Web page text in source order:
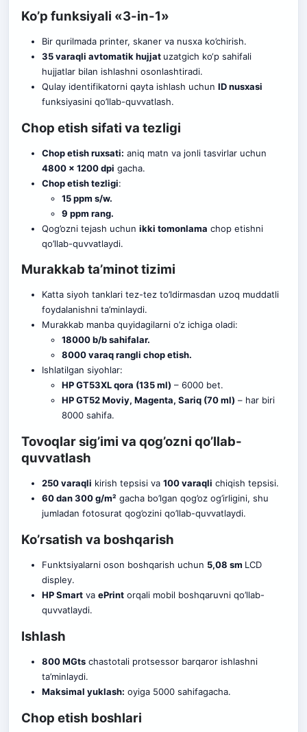
Ko’p funksiyali «3-in-1»
Bir qurilmada printer, skaner va nusxa ko’chirish.
35 varaqli avtomatik hujjat uzatgich ko‘p sahifali
hujjatlar bilan ishlashni osonlashtiradi.
Qulay identifikatorni qayta ishlash uchun ID nusxasi
funksiyasini qo’llab-quvvatlash.
Chop etish sifati va tezligi
Chop etish ruxsati: aniq matn va jonli tasvirlar uchun
4800 x 1200 dpi gacha.
Chop etish tezligi:
15 ppm s/w.
9 ppm rang.
Qog’ozni tejash uchun ikki tomonlama chop etishni
qo’llab-quvvatlaydi.
Murakkab ta’minot tizimi
Katta siyoh tanklari tez-tez to’ldirmasdan uzoq muddatli
foydalanishni ta’minlaydi.
Murakkab manba quyidagilarni o’z ichiga oladi:
18000 b/b sahifalar.
8000 varaq rangli chop etish.
Ishlatilgan siyohlar:
HP GT53XL qora (135 ml) – 6000 bet.
HP GT52 Moviy, Magenta, Sariq (70 ml) – har biri
8000 sahifa.
Tovoqlar sig’imi va qog’ozni qo’llab-
quvvatlash
250 varaqli kirish tepsisi va 100 varaqli chiqish tepsisi.
60 dan 300 g/m² gacha bo’lgan qog’oz og’irligini, shu
jumladan fotosurat qog’ozini qo’llab-quvvatlaydi.
Ko’rsatish va boshqarish
Funktsiyalarni oson boshqarish uchun 5,08 sm LCD
displey.
HP Smartva ePrintorqali mobil boshqaruvni qo’llab-
quvvatlaydi.
Ishlash
800 MGtschastotali protsessor barqaror ishlashni
ta’minlaydi.
Maksimal yuklash: oyiga 5000 sahifagacha.
Chop etish boshlari